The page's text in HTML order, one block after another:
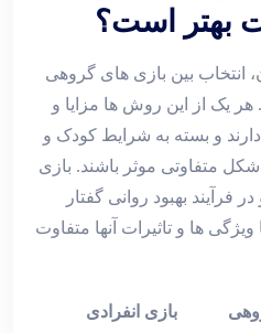
بهتر است؟
انتخاب بین بازی‌ های گروهی
هر یک از این روش ‌ها مزایا و
و بسته به شرایط کودک و
شکل متفاوتی موثر باشند. بازی‌
فرآیند بهبود روانی گفتار
‌ها و تاثیرات آنها متفاوت
بازی انفرادی